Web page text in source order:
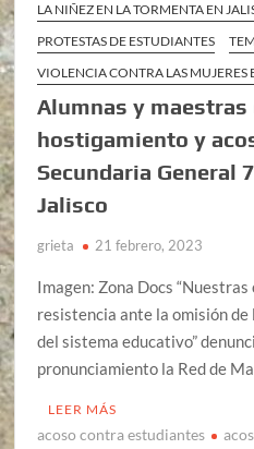
LA NIÑEZ EN LA TORMENTA EN
PROTESTAS DE ESTUDIANTES
VIOLENCIA CONTRA LAS MUJERES
Alumnas y maestras
hostigamiento y
Secundaria General
Jalisco
grieta 21 febrero, 2023
Imagen: Zona Docs
resistencia ante la omisión
del sistema educativo”
pronunciamiento la Red de
LEER MÁS
acoso contra estudiantes